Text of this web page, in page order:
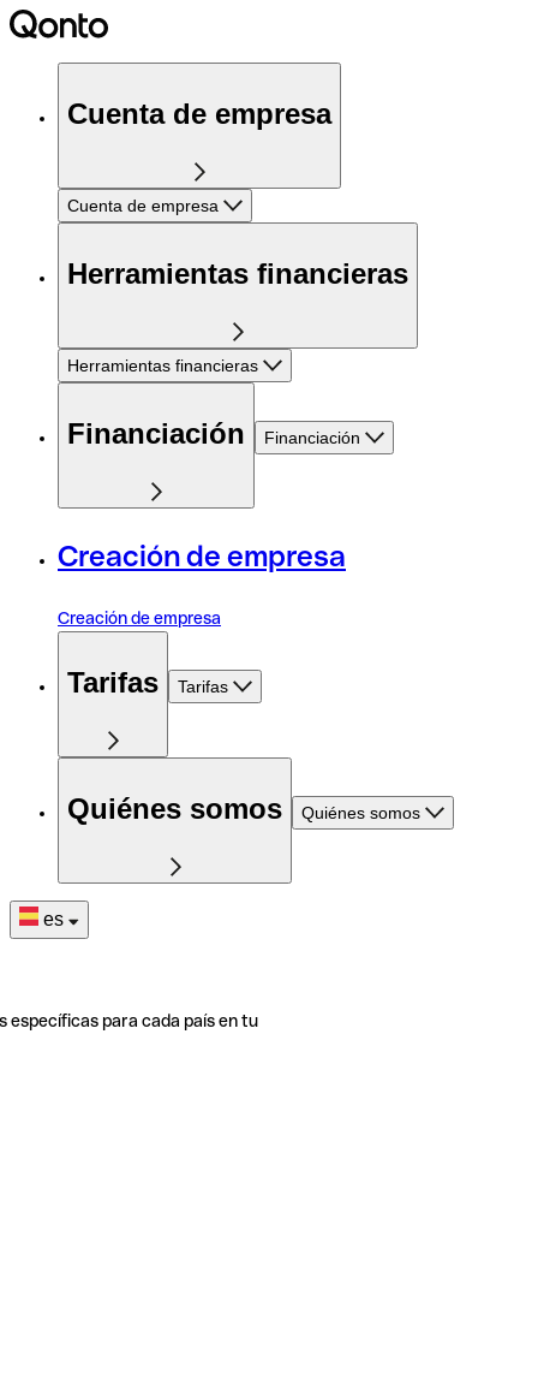
Cuenta de empresa
Cuenta de empresa
Herramientas financieras
Herramientas financieras
Financiación Financiación
Creación de empresa
Creación de empresa
Tarifas Tarifas
Quiénes somos Quiénes somos
es
específicas para cada país en tu